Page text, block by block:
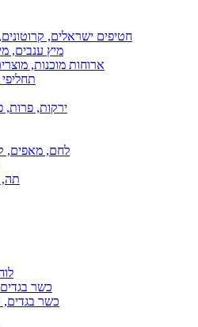
חטיפים ישראלים,
מיץ ענבים,
ארוחות מוכנות,
ירקות, פרות,
לחם, מאפים,
תה,
כשר
כשר בגדים,